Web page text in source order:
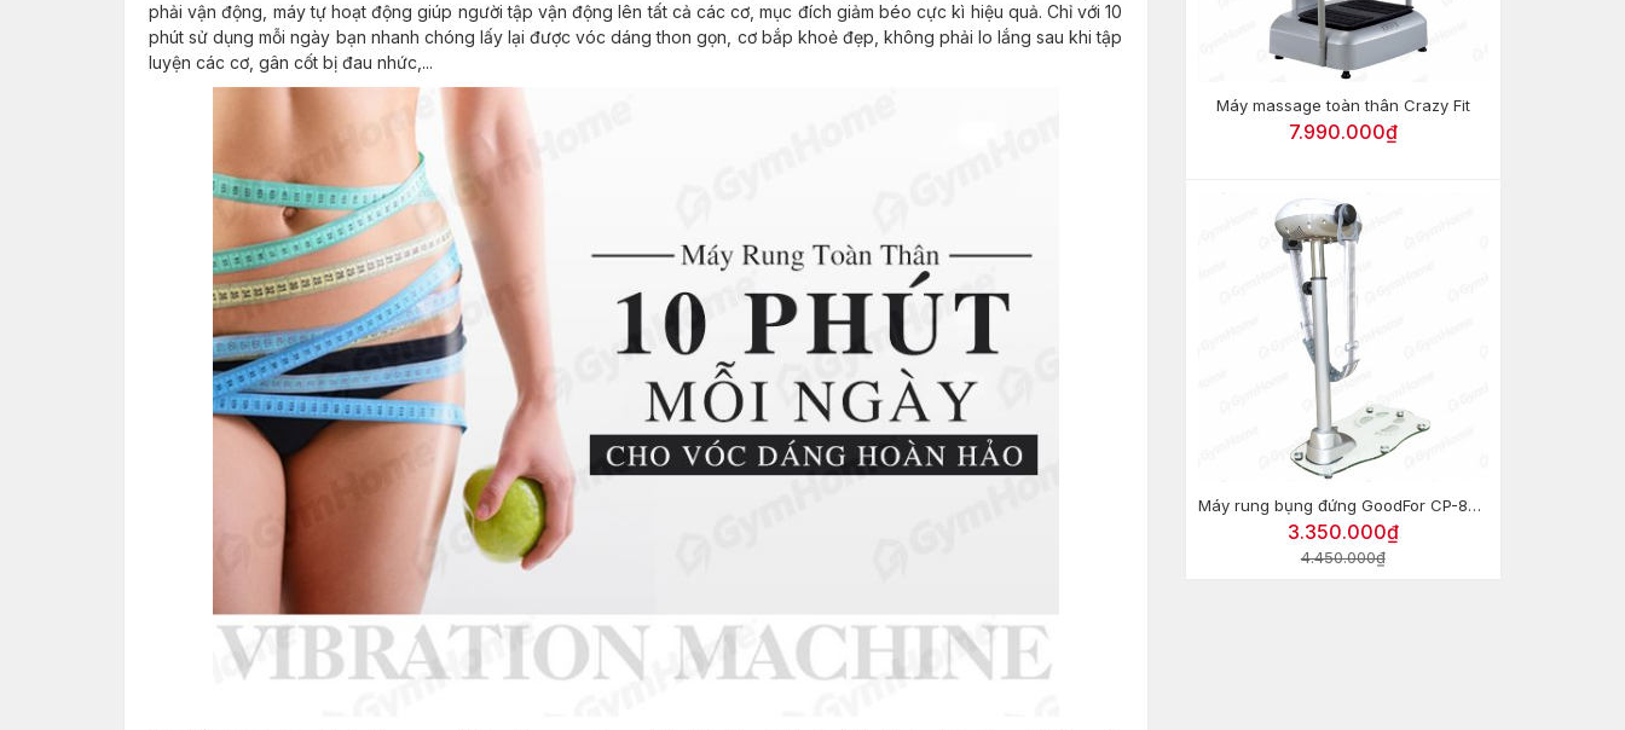
phải vận động, máy tự hoạt động giúp người tập vận động lên tất cả các cơ, mục đích giảm béo cực kì hiệu quả. Chỉ với 10
phút sử dụng mỗi ngày bạn nhanh chóng lấy lại được vóc dáng thon gọn, cơ bắp khoẻ đẹp, không phải lo lắng sau khi tập
luyện các cơ, gân cốt bị đau nhức,...
Máy massage toàn thân Crazy Fit
7.990.000₫
Máy rung bụng đứng GoodFor CP-8000
3.350.000₫
4.450.000₫